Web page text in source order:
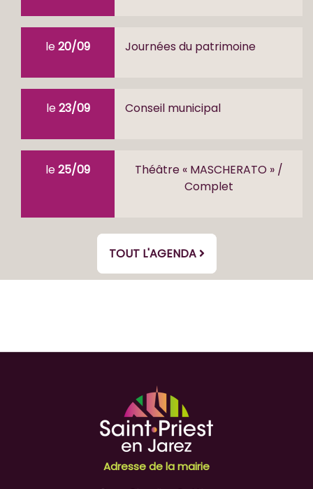
le20/09 Journées du patrimoine
le23/09 Conseil municipal
le25/09
Théâtre « MASCHERATO » /
Complet
TOUT L'AGENDA
Adresse de la mairie